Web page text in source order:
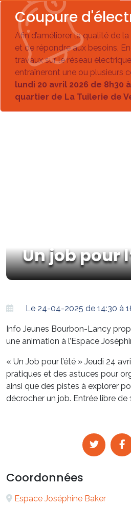
Coupure
Afin d’améliorer la qualité de
et de répondre aux besoins,
travaux sur le réseau
entraîneront une ou plusieurs
lundi 20 avril 2026 de 8h30
quartier de La Tuilerie de
Un job pour
Le 24-04-2025 de 14:30 à
Info Jeunes Bourbon-Lancy
une animation à l’Espace
« Un Job pour l’été » Jeudi 24
pratiques et des astuces pour
ainsi que des pistes à explorer
décrocher un job. Entrée libre de
Coordonnées
Espace Joséphine Baker